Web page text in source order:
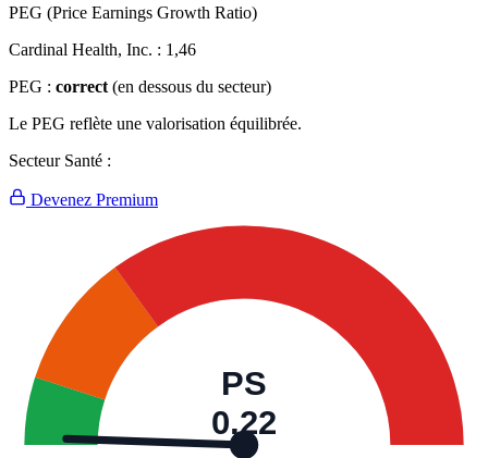
PEG (Price Earnings Growth Ratio)
Cardinal Health, Inc. : 1,46
PEG : correct (en dessous du secteur)
Le PEG reflète une valorisation équilibrée.
Secteur Santé :
Devenez Premium
PS
0,22